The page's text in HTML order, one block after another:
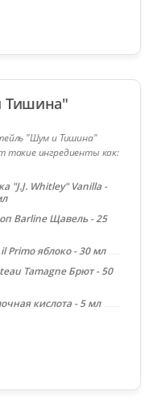
Тишина"
"Шум и Тишина"
такие ингредиенты как:
"J.J. Whitley" Vanilla -
Barline Щавель - 25
Primo яблоко - 30 мл
Tamagne Брют - 50
кислота - 5 мл